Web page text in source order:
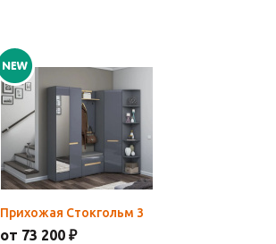
Прихожая Стокгольм 3
от 73 200 ₽